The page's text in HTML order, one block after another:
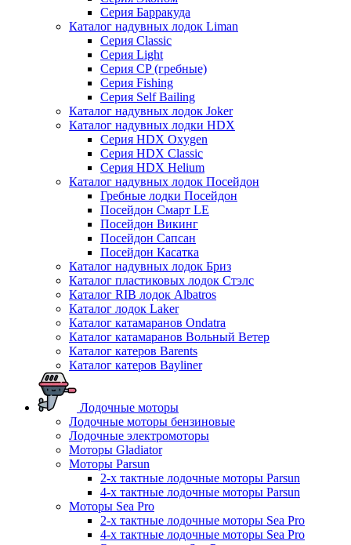
Серия Барракуда
Каталог надувных лодок Liman
Серия Classic
Серия Light
Серия CP (гребные)
Серия Fishing
Серия Self Bailing
Каталог надувных лодок Joker
Каталог надувных лодки HDX
Серия HDX Oxygen
Серия HDX Classic
Серия HDX Helium
Каталог надувных лодок Посейдон
Гребные лодки Посейдон
Посейдон Смарт LE
Посейдон Викинг
Посейдон Сапсан
Посейдон Касатка
Каталог надувных лодок Бриз
Каталог пластиковых лодок Стэлс
Каталог RIB лодок Albatros
Каталог лодок Laker
Каталог катамаранов Ondatra
Каталог катамаранов Вольный Ветер
Каталог катеров Barents
Каталог катеров Bayliner
Лодочные моторы
Лодочные моторы бензиновые
Лодочные электромоторы
Моторы Gladiator
Моторы Parsun
2-х тактные лодочные моторы Parsun
4-х тактные лодочные моторы Parsun
Моторы Sea Pro
2-х тактные лодочные моторы Sea Pro
4-х тактные лодочные моторы Sea Pro